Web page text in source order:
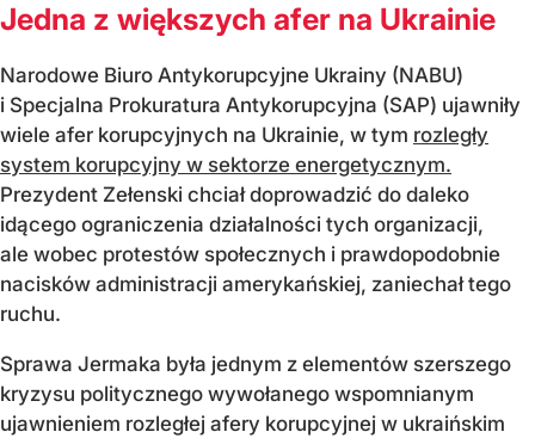
Jedna z większych afer na Ukrainie
Narodowe Biuro Antykorupcyjne Ukrainy (NABU)
i Specjalna Prokuratura Antykorupcyjna (SAP) ujawniły
wiele afer korupcyjnych na Ukrainie, w tym rozległy
system korupcyjny w sektorze energetycznym.
Prezydent Zełenski chciał doprowadzić do daleko
idącego ograniczenia działalności tych organizacji,
ale wobec protestów społecznych i prawdopodobnie
nacisków administracji amerykańskiej, zaniechał tego
ruchu.
Sprawa Jermaka była jednym z elementów szerszego
kryzysu politycznego wywołanego wspomnianym
ujawnieniem rozległej afery korupcyjnej w ukraińskim